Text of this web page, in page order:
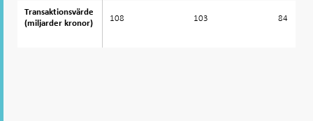
Transaktionsvärde
(miljarder kronor)
Transaktionsvärde
(miljarder kronor)
108 103 84